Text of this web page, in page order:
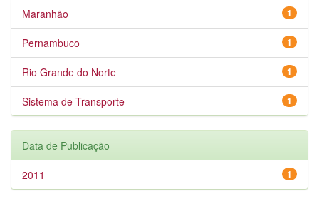
1
Maranhão
1
Pernambuco
1
Rio Grande do Norte
1
Sistema de Transporte
Data de Publicação
1
2011